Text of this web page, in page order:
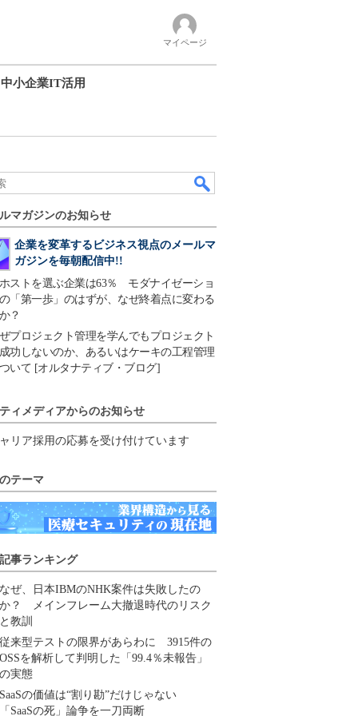
マイページ
中小企業IT活用
マガジンのお知らせ
企業を変革するビジネス視点のメールマ
ガジンを毎朝配信中!!
ストを選ぶ企業は63％ モダナイゼーショ
「第一歩」のはずが、なぜ終着点に変わる
？
プロジェクト管理を学んでもプロジェクト
功しないのか、あるいはケーキの工程管理
いて [オルタナティブ・ブログ]
ィメディアからのお知らせ
リア採用の応募を受け付けています
テーマ
事ランキング
なぜ、日本IBMのNHK案件は失敗したの
か？ メインフレーム大撤退時代のリスク
と教訓
従来型テストの限界があらわに 3915件の
OSSを解析して判明した「99.4％未報告」
の実態
SaaSの価値は“割り勘”だけじゃない
「SaaSの死」論争を一刀両断